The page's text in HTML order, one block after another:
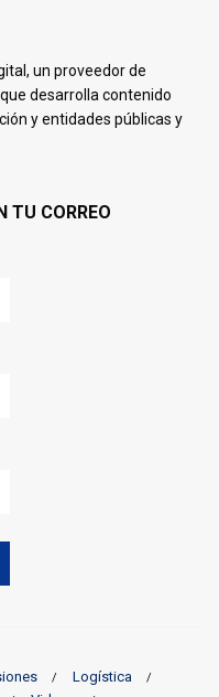
un proveedor de
desarrolla contenido
y entidades públicas y
TU CORREO
Logística